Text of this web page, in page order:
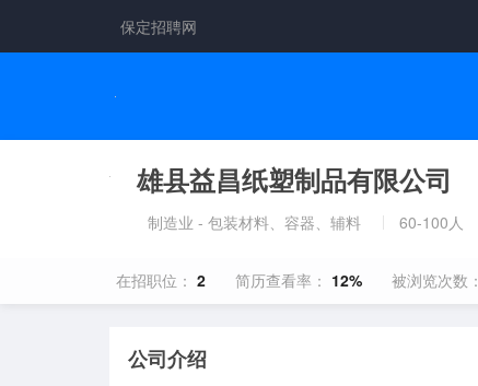
保定招聘网
雄县益昌纸塑制品有限公司
制造业 - 包装材料、容器、辅料 60-100人
在招职位： 2 简历查看率： 12% 被浏览次数：
公司介绍